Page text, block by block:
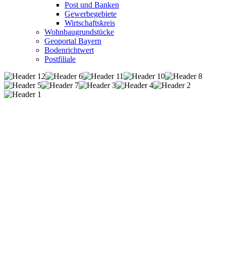
Post und Banken
Gewerbegebiete
Wirtschaftskreis
Wohnbaugrundstücke
Geoportal Bayern
Bodenrichtwert
Postfiliale